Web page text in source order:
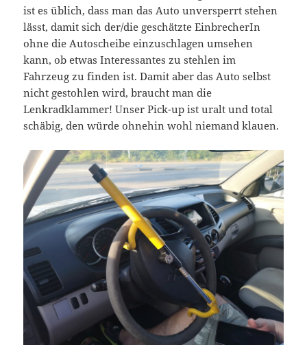
ist es üblich, dass man das Auto unversperrt stehen
lässt, damit sich der/die geschätzte EinbrecherIn
ohne die Autoscheibe einzuschlagen umsehen
kann, ob etwas Interessantes zu stehlen im
Fahrzeug zu finden ist. Damit aber das Auto selbst
nicht gestohlen wird, braucht man die
Lenkradklammer! Unser Pick-up ist uralt und total
schäbig, den würde ohnehin wohl niemand klauen.